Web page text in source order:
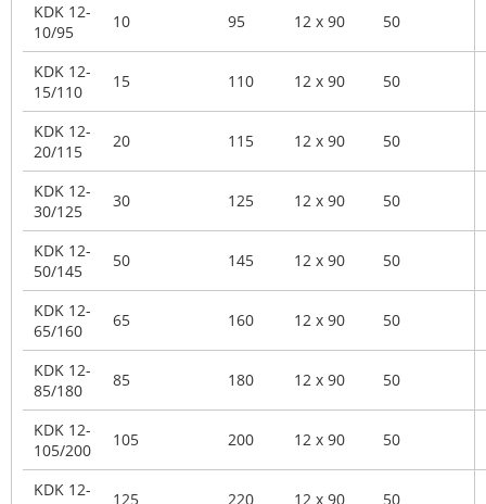
KDK 12-
10/95
10 95 12 x 90 50
KDK 12-
15/110
15 110 12 x 90 50
KDK 12-
20/115
20 115 12 x 90 50
KDK 12-
30/125
30 125 12 x 90 50
KDK 12-
50/145
50 145 12 x 90 50
KDK 12-
65/160
65 160 12 x 90 50
KDK 12-
85/180
85 180 12 x 90 50
KDK 12-
105/200
105 200 12 x 90 50
KDK 12-
125 220 12 x 90 50